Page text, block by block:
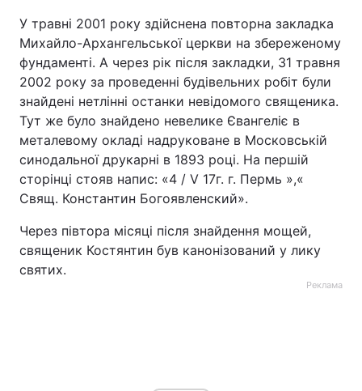
У травні 2001 року здійснена повторна закладка
Михайло-Архангельської церкви на збереженому
фундаменті. А через рік після закладки, 31 травня
2002 року за проведенні будівельних робіт були
знайдені нетлінні останки невідомого священика.
Тут же було знайдено невелике Євангеліє в
металевому окладі надруковане в Московській
синодальної друкарні в 1893 році. На першій
сторінці стояв напис: «4 / V 17г. г. Пермь »,«
Свящ. Константин Богоявленский».
Через півтора місяці після знайдення мощей,
священик Костянтин був канонізований у лику
святих.
Реклама